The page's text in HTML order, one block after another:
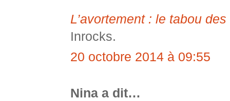
L’avortement : le tabou
Inrocks.
20 octobre 2014 à 09:55
Nina a dit…